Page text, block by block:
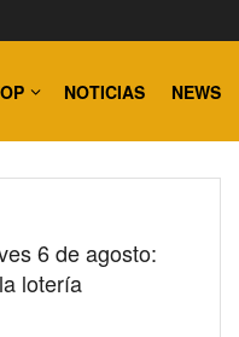
NOTICIAS NEWS
6 de agosto:
lotería